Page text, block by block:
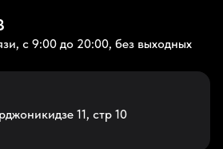
с 9:00 до 20:00, без выходных
11, стр 10